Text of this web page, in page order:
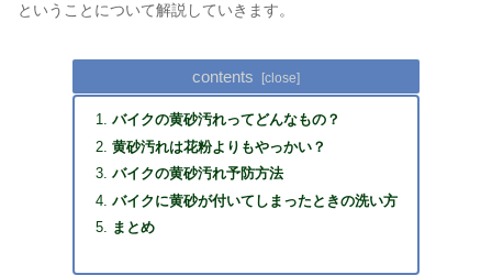
ということについて解説していきます。
contents
バイクの黄砂汚れってどんなもの？
黄砂汚れは花粉よりもやっかい？
バイクの黄砂汚れ予防方法
バイクに黄砂が付いてしまったときの洗い方
まとめ